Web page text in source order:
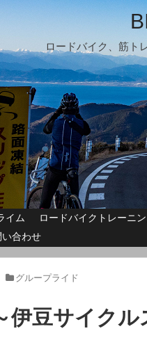
ロードバイク、筋ト
イム ロードバイクトレーニ
い合わせ
グループライド
伊豆サイク